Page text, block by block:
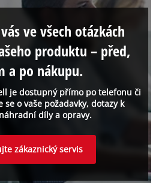
je dostupný přímo po telefonu či
se o vaše požadavky, dotazy k
díly a opravy.
ve všech otázkách
produktu – před,
a po nákupu.
zákaznický servis